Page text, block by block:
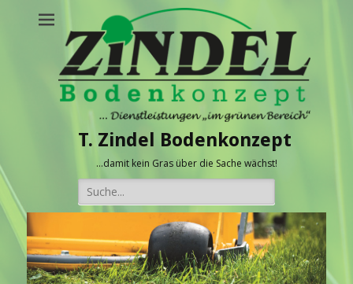
T. Zindel Bodenkonzept
…damit kein Gras über die Sache wächst!
Suche
nach: